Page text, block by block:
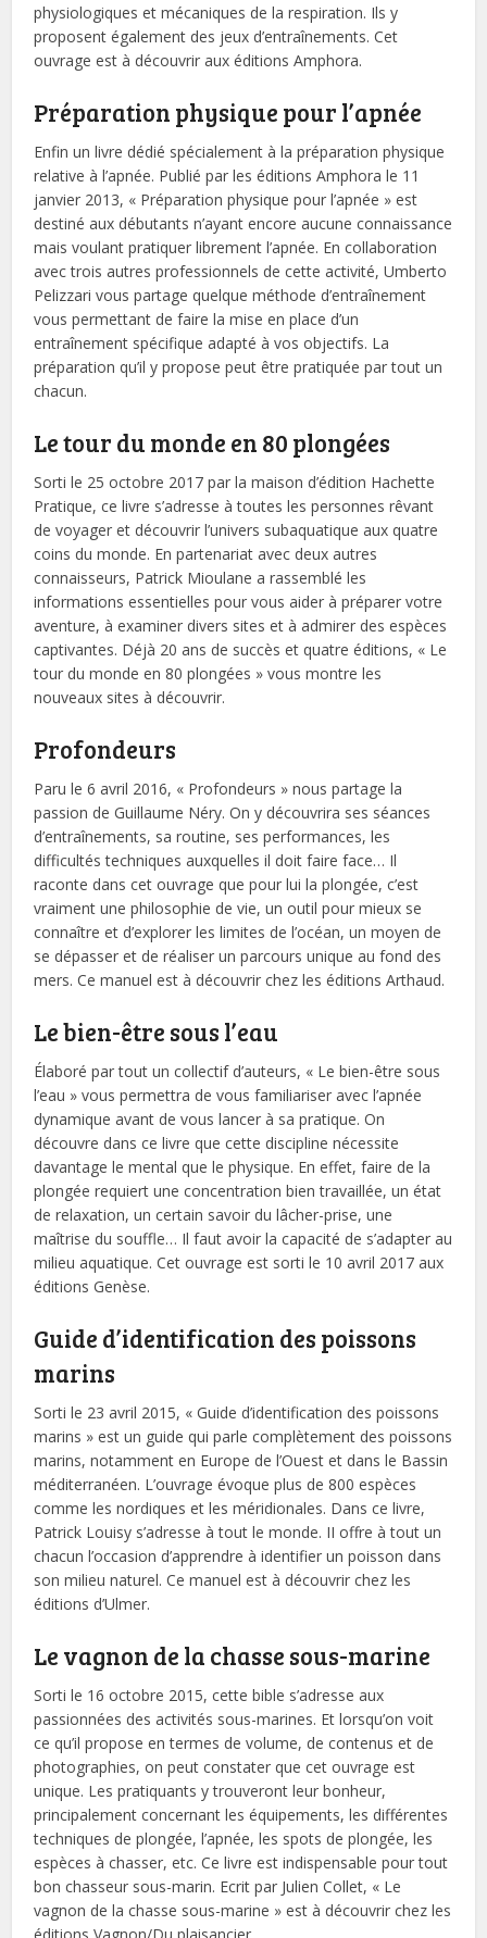
physiologiques et mécaniques de la respiration. Ils y
proposent également des jeux d’entraînements. Cet
ouvrage est à découvrir aux éditions Amphora.
Préparation physique pour l’apnée
Enfin un livre dédié spécialement à la préparation physique
relative à l’apnée. Publié par les éditions Amphora le 11
janvier 2013, « Préparation physique pour l’apnée » est
destiné aux débutants n’ayant encore aucune connaissance
mais voulant pratiquer librement l’apnée. En collaboration
avec trois autres professionnels de cette activité, Umberto
Pelizzari vous partage quelque méthode d’entraînement
vous permettant de faire la mise en place d’un
entraînement spécifique adapté à vos objectifs. La
préparation qu’il y propose peut être pratiquée par tout un
chacun.
Le tour du monde en 80 plongées
Sorti le 25 octobre 2017 par la maison d’édition Hachette
Pratique, ce livre s’adresse à toutes les personnes rêvant
de voyager et découvrir l’univers subaquatique aux quatre
coins du monde. En partenariat avec deux autres
connaisseurs, Patrick Mioulane a rassemblé les
informations essentielles pour vous aider à préparer votre
aventure, à examiner divers sites et à admirer des espèces
captivantes. Déjà 20 ans de succès et quatre éditions, « Le
tour du monde en 80 plongées » vous montre les
nouveaux sites à découvrir.
Profondeurs
Paru le 6 avril 2016, « Profondeurs » nous partage la
passion de Guillaume Néry. On y découvrira ses séances
d’entraînements, sa routine, ses performances, les
difficultés techniques auxquelles il doit faire face… Il
raconte dans cet ouvrage que pour lui la plongée, c’est
vraiment une philosophie de vie, un outil pour mieux se
connaître et d’explorer les limites de l’océan, un moyen de
se dépasser et de réaliser un parcours unique au fond des
mers. Ce manuel est à découvrir chez les éditions Arthaud.
Le bien-être sous l’eau
Élaboré par tout un collectif d’auteurs, « Le bien-être sous
l’eau » vous permettra de vous familiariser avec l’apnée
dynamique avant de vous lancer à sa pratique. On
découvre dans ce livre que cette discipline nécessite
davantage le mental que le physique. En effet, faire de la
plongée requiert une concentration bien travaillée, un état
de relaxation, un certain savoir du lâcher-prise, une
maîtrise du souffle… Il faut avoir la capacité de s’adapter au
milieu aquatique. Cet ouvrage est sorti le 10 avril 2017 aux
éditions Genèse.
Guide d’identification des poissons
marins
Sorti le 23 avril 2015, « Guide d’identification des poissons
marins » est un guide qui parle complètement des poissons
marins, notamment en Europe de l’Ouest et dans le Bassin
méditerranéen. L’ouvrage évoque plus de 800 espèces
comme les nordiques et les méridionales. Dans ce livre,
Patrick Louisy s’adresse à tout le monde. II offre à tout un
chacun l’occasion d’apprendre à identifier un poisson dans
son milieu naturel. Ce manuel est à découvrir chez les
éditions d’Ulmer.
Le vagnon de la chasse sous-marine
Sorti le 16 octobre 2015, cette bible s’adresse aux
passionnées des activités sous-marines. Et lorsqu’on voit
ce qu’il propose en termes de volume, de contenus et de
photographies, on peut constater que cet ouvrage est
unique. Les pratiquants y trouveront leur bonheur,
principalement concernant les équipements, les différentes
techniques de plongée, l’apnée, les spots de plongée, les
espèces à chasser, etc. Ce livre est indispensable pour tout
bon chasseur sous-marin. Ecrit par Julien Collet, « Le
vagnon de la chasse sous-marine » est à découvrir chez les